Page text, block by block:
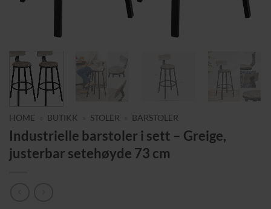
HOME BUTIKK STOLER BARSTOLER
Industrielle barstoler i sett – Greige,
justerbar setehøyde 73 cm